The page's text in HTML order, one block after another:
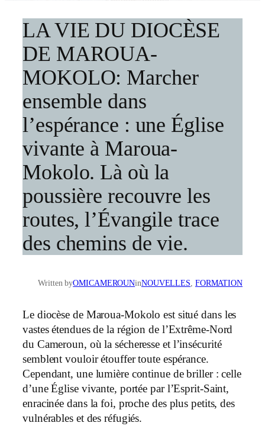
LA VIE DU DIOCÈSE
DE MAROUA-
MOKOLO: Marcher
ensemble dans
l’espérance : une Église
vivante à Maroua-
Mokolo. Là où la
poussière recouvre les
routes, l’Évangile trace
des chemins de vie.
Written byOMICAMEROUNinNOUVELLES FORMATION
Le diocèse de Maroua-Mokolo est situé dans les
vastes étendues de la région de l’Extrême-Nord
du Cameroun, où la sécheresse et l’insécurité
semblent vouloir étouffer toute espérance.
Cependant, une lumière continue de briller : celle
d’une Église vivante, portée par l’Esprit-Saint,
enracinée dans la foi, proche des plus petits, des
vulnérables et des réfugiés.